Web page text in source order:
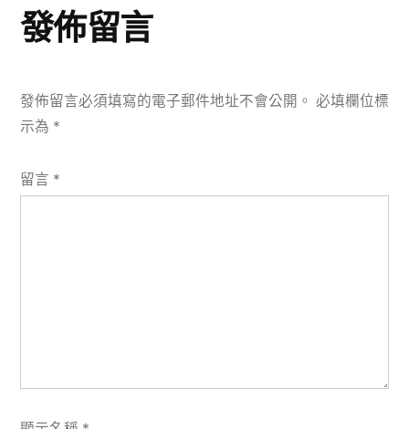
發佈留言
發佈留言必須填寫的電子郵件地址不會公開。 必填欄位標
示為 *
留言 *